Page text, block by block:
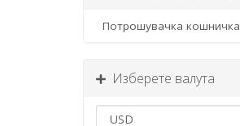
Потрошувачка кошничка
Изберете валута